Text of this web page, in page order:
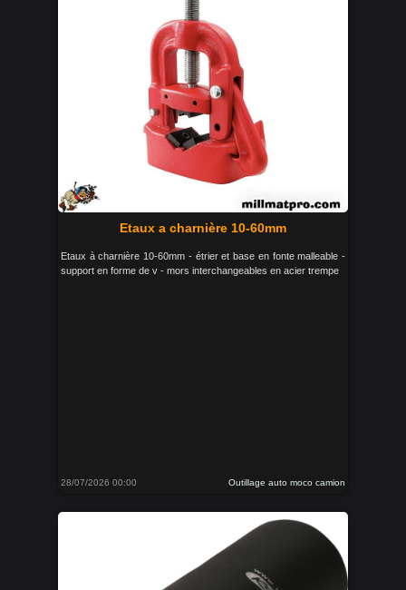
Etaux a charnière 10-60mm
Etaux à charnière 10-60mm - étrier et base en fonte malleable -
support en forme de v - mors interchangeables en acier trempe
28/07/2026 00:00 Outillage auto moco camion